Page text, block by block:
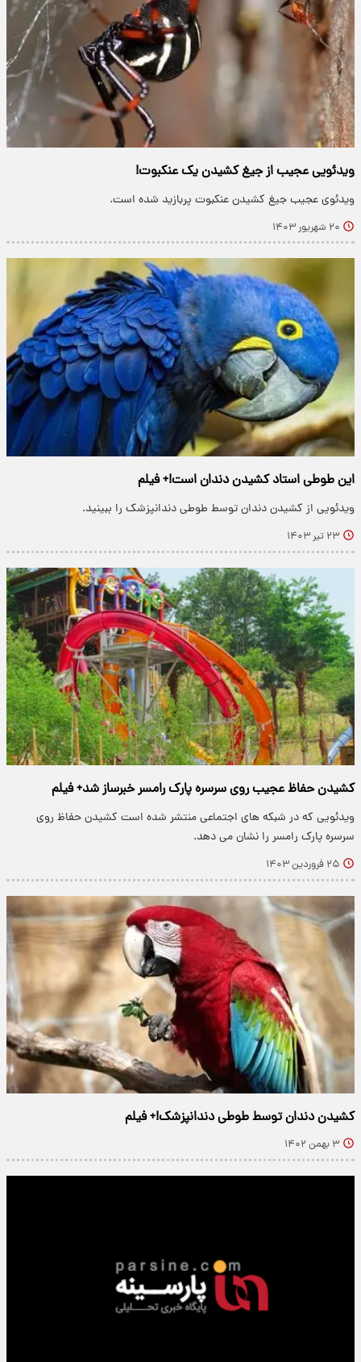
ویدئویی عجیب از جیغ کشیدن یک عنکبوت!
ویدئوی عجیب جیغ کشیدن عنکبوت پربازید شده است.
۲۰ شهریور ۱۴۰۳
این طوطی استاد کشیدن دندان است!+ فیلم
ویدئویی از کشیدن دندان توسط طوطی دندانپزشک را ببینید.
۲۳ تیر ۱۴۰۳
کشیدن حفاظ عجیب روی سرسره پارک رامسر خبرساز شد+ فیلم
ویدئویی که در شبکه های اجتماعی منتشر شده است کشیدن حفاظ روی
سرسره پارک رامسر را نشان می دهد.
۲۵ فروردین ۱۴۰۳
کشیدن دندان توسط طوطی دندانپزشک!+ فیلم
۳ بهمن ۱۴۰۲